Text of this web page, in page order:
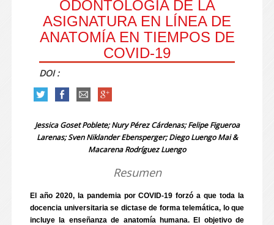
ODONTOLOGÍA DE LA
ASIGNATURA EN LÍNEA DE
ANATOMÍA EN TIEMPOS DE
COVID-19
DOI :
Jessica Goset Poblete; Nury Pérez Cárdenas; Felipe Figueroa
Larenas; Sven Niklander Ebensperger; Diego Luengo Mai &
Macarena Rodríguez Luengo
Resumen
El año 2020, la pandemia por COVID-19 forzó a que toda la
docencia universitaria se dictase de forma telemática, lo que
incluye la enseñanza de anatomía humana. El objetivo de